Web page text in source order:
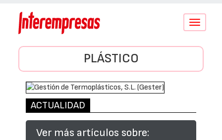
Conmutar
PLÁSTICO
ACTUALIDAD
Ver más artículos sobre: